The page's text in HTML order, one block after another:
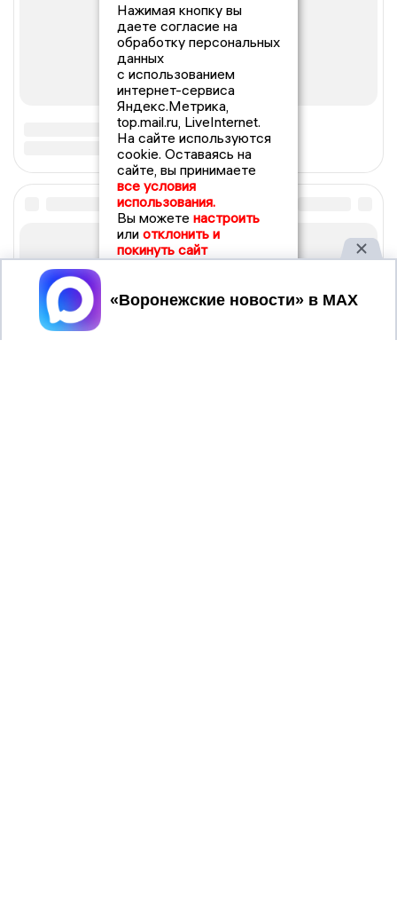
Нажимая кнопку вы
даете согласие на
обработку персональных
данных
с использованием
интернет-сервиса
Яндекс.Метрика,
top.mail.ru, LiveInternet.
На сайте используются
cookie. Оставаясь на
сайте, вы принимаете
все условия
использования.
Вы можете настроить
или отклонить и
покинуть сайт
Принять